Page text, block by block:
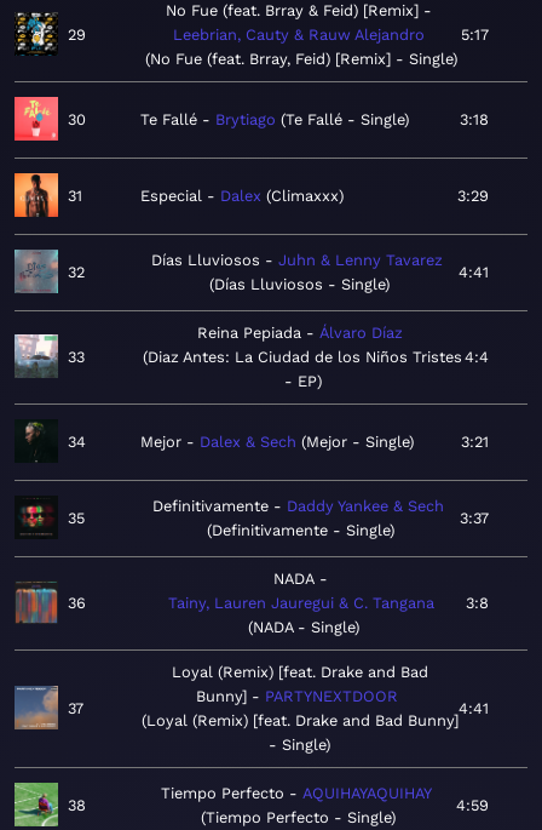
29
No Fue (feat. Brray & Feid) [Remix]
Leebrian, Cauty & Rauw Alejandro
No Fue (feat. Brray, Feid) [Remix] - Single
5:17
30 Te Fallé Brytiago Te Fallé - Single 3:18
31 Especial Dalex Climaxxx 3:29
32
Días Lluviosos
Juhn & Lenny Tavarez
Días Lluviosos - Single
4:41
33
Reina Pepiada
Álvaro Díaz
Diaz Antes: La Ciudad de los Niños Tristes
- EP
4:4
34 Mejor Dalex & Sech Mejor - Single 3:21
35
Definitivamente
Daddy Yankee & Sech
Definitivamente - Single
3:37
36
NADA
Tainy, Lauren Jauregui & C. Tangana
NADA - Single
3:8
37
Loyal (Remix) [feat. Drake and Bad
Bunny]
PARTYNEXTDOOR
Loyal (Remix) [feat. Drake and Bad Bunny]
- Single
4:41
38
Tiempo Perfecto
AQUIHAYAQUIHAY
Tiempo Perfecto - Single
4:59